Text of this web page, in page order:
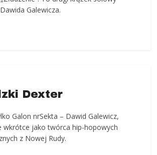
Galewicza.
Dexter
Galon nrSekta – Dawid Galewicz,
wkrótce jako twórca hip-hopowych
z Nowej Rudy.